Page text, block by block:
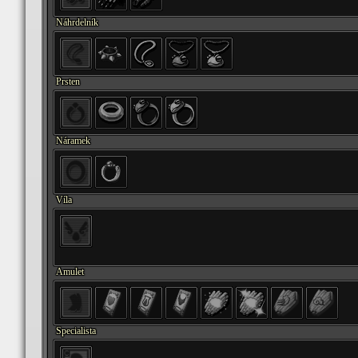
Náhrdelník
Prsten
Náramek
Víla
Amulet
Specialista